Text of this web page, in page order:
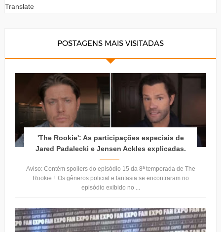
Translate
POSTAGENS MAIS VISITADAS
'The Rookie': As participações especiais de
Jared Padalecki e Jensen Ackles explicadas.
Aviso: Contém spoilers do episódio 15 da 8ª temporada de The
Rookie ! Os gêneros policial e fantasia se encontraram no
episódio exibido no ...